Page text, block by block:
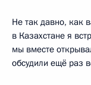
Не так давно, как
в Казахстане я
мы вместе
обсудили ещё раз